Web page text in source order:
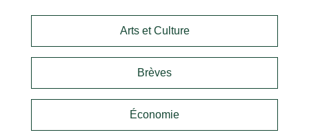
Arts et Culture
Brèves
Économie